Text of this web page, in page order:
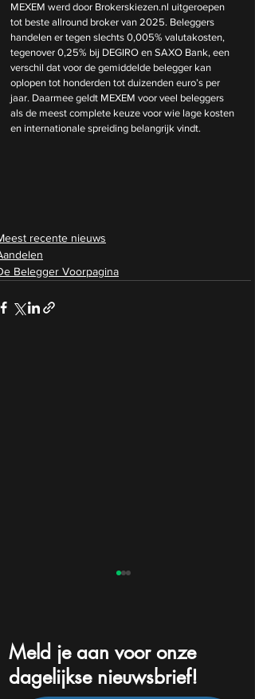
MEXEM werd door Brokerskiezen.nl uitgeroepen
tot beste allround broker van 2025. Beleggers
handelen er tegen slechts 0,005% valutakosten,
tegenover 0,25% bij DEGIRO en SAXO Bank, een
verschil dat voor de gemiddelde belegger kan
oplopen tot honderden tot duizenden euro’s per
jaar. Daarmee geldt MEXEM voor veel beleggers
als de meest complete keuze voor wie lage kosten
en internationale spreiding belangrijk vindt.
recente nieuws
Belegger Voorpagina
Meld je aan voor onze
dagelijkse nieuwsbrief!